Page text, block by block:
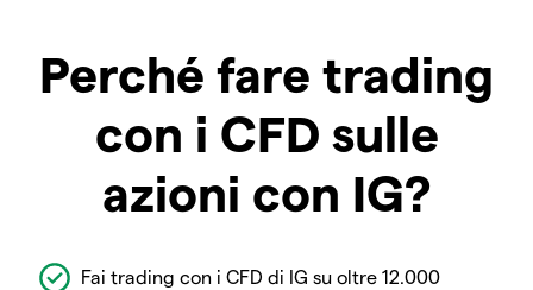
Perché fare trading
con i CFD sulle
azioni con IG?
Fai trading con i CFD di IG su oltre 12.000